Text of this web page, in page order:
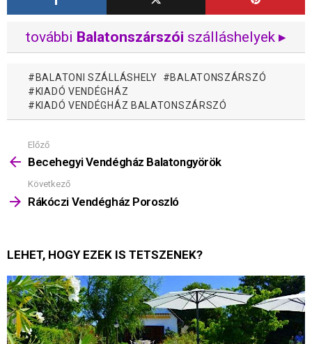
további Balatonszárszói szálláshelyek ▸
BALATONI SZÁLLÁSHELY
BALATONSZÁRSZÓ
KIADÓ VENDÉGHÁZ
KIADÓ VENDÉGHÁZ BALATONSZÁRSZÓ
Mutass
többet
Előző
Becehegyi Vendégház Balatongyörök
Következő
Rákóczi Vendégház Poroszló
LEHET, HOGY EZEK IS TETSZENEK?